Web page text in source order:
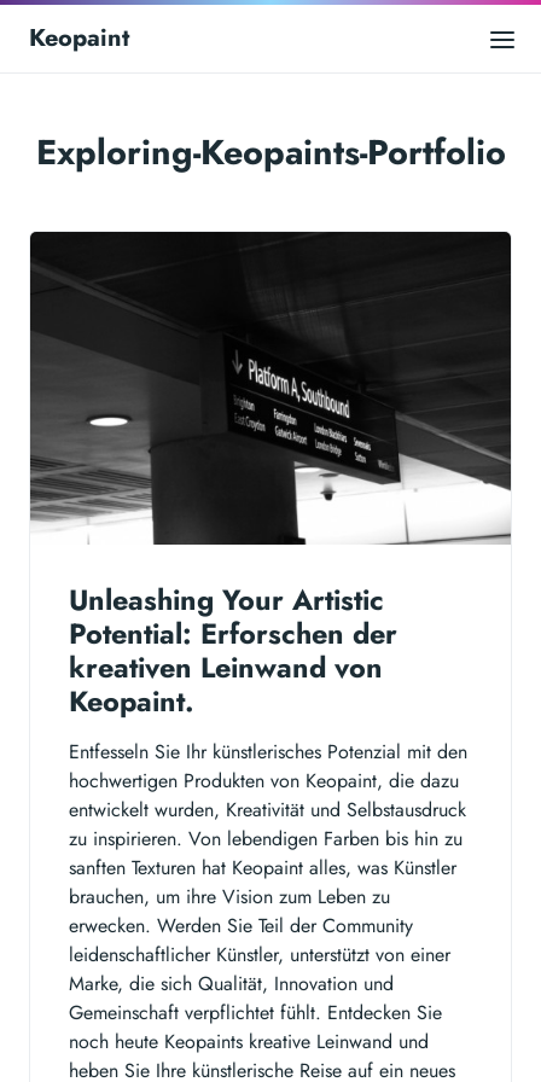
Keopaint
Exploring-Keopaints-Portfolio
Unleashing Your Artistic
Potential: Erforschen der
kreativen Leinwand von
Keopaint.
Entfesseln Sie Ihr künstlerisches Potenzial mit den
hochwertigen Produkten von Keopaint, die dazu
entwickelt wurden, Kreativität und Selbstausdruck
zu inspirieren. Von lebendigen Farben bis hin zu
sanften Texturen hat Keopaint alles, was Künstler
brauchen, um ihre Vision zum Leben zu
erwecken. Werden Sie Teil der Community
leidenschaftlicher Künstler, unterstützt von einer
Marke, die sich Qualität, Innovation und
Gemeinschaft verpflichtet fühlt. Entdecken Sie
noch heute Keopaints kreative Leinwand und
heben Sie Ihre künstlerische Reise auf ein neues